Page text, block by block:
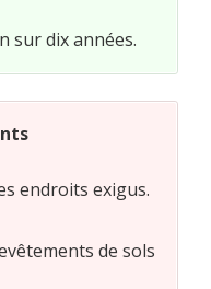
sur dix années.
endroits exigus.
de sols